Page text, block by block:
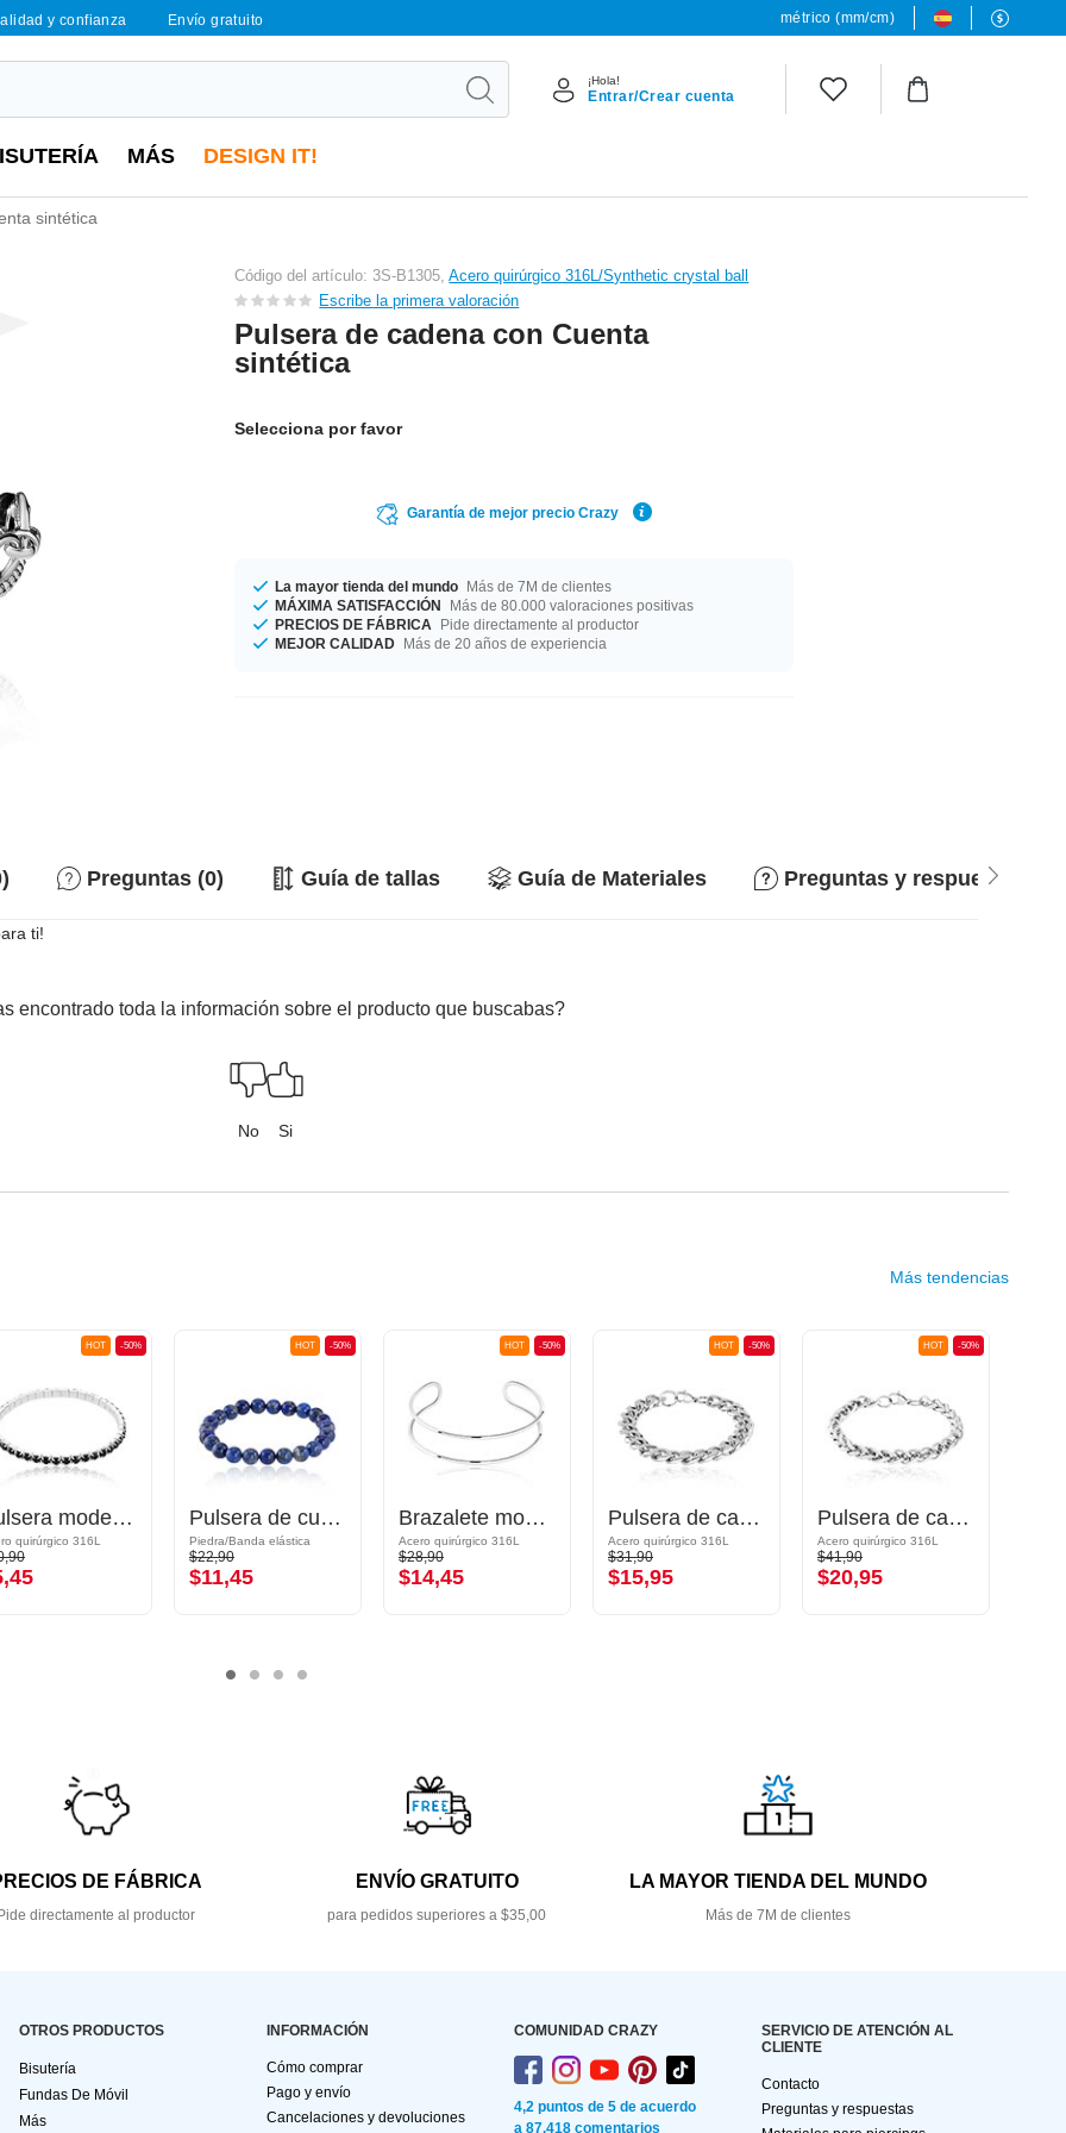
y confianza Envío gratuito métrico (mm/cm)
¡Hola!
Entrar/Crear cuenta
MÁS DESIGN IT!
sintética
Código del artículo: 3S-B1305,Acero quirúrgico 316L/Synthetic crystal ball
Escribe la primera valoración
Pulsera de cadena con Cuenta
sintética
Selecciona por favor
Garantía de mejor precio Crazy
La mayor tienda del mundo Más de 7M de clientes
MÁXIMA SATISFACCIÓN
Más de 80.000 valoraciones positivas
PRECIOS DE FÁBRICA
Pide directamente al productor
MEJOR CALIDAD Más de 20 años de experiencia
Preguntas (0) Guía de tallas Guía de Materiales Preguntas y respuestas
ti!
encontrado toda la información sobre el producto que buscabas?
No Si
Más tendencias
-50%
HOT
Pulsera moderna con piedra de cristal en varios colores
quirúrgico 316L
-50%
HOT
Pulsera de cuentas
Piedra/Banda elástica
$22,90
$11,45
-50%
HOT
Brazalete moderno
Acero quirúrgico 316L
$28,90
$14,45
-50%
HOT
Pulsera de cadena
Acero quirúrgico 316L
$31,90
$15,95
-50%
HOT
Pulsera de cadena
Acero quirúrgico 316L
$41,90
$20,95
DE FÁBRICA
Pide directamente al productor
ENVÍO GRATUITO
para pedidos superiores a $35,00
LA MAYOR TIENDA DEL MUNDO
Más de 7M de clientes
OTROS PRODUCTOS
Bisutería
Fundas De Móvil
Más
INFORMACIÓN
Cómo comprar
Pago y envío
Cancelaciones y devoluciones
COMUNIDAD CRAZY
4,2 puntos de 5 de acuerdo
a 87.418 comentarios
SERVICIO DE ATENCIÓN AL
CLIENTE
Contacto
Preguntas y respuestas